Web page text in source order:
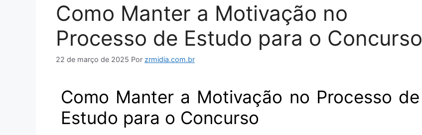
Como Manter a Motivação no
Processo de Estudo para o Concurso
22 de março de 2025 Por zrmidia.com.br
Como Manter a Motivação no Processo de
Estudo para o Concurso